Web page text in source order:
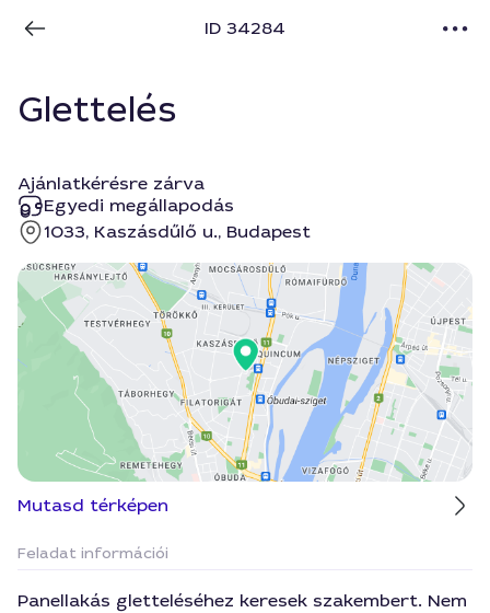
ID 34284
Glettelés
Ajánlatkérésre zárva
Egyedi megállapodás
1033, Kaszásdűlő u., Budapest
Mutasd térképen
Feladat információi
Panellakás gletteléséhez keresek szakembert. Nem